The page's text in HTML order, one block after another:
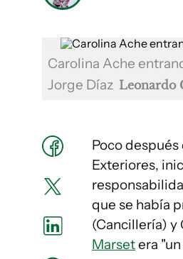
Carolina Ache
Jorge Díaz Leonardo
Poco
Exteriores,
que se había
(Cancillería) y
Marsetera